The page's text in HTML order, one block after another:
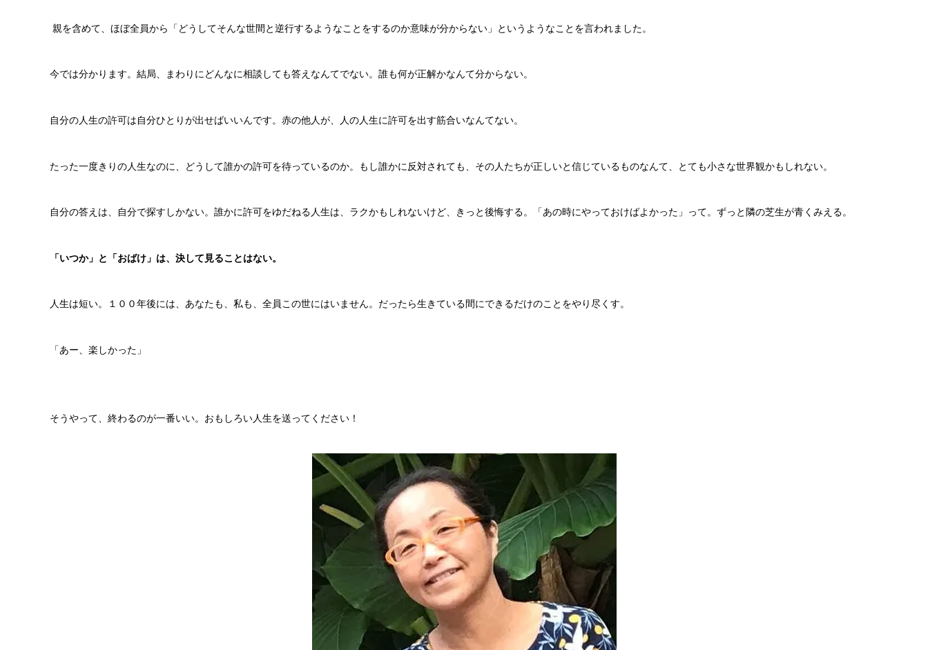
親を含めて、ほぼ全員から「どうしてそんな世間と逆行するようなことをするのか意味が分からない」というようなことを言われました。
今では分かります。結局、まわりにどんなに相談しても答えなんてでない。誰も何が正解かなんて分からない。
自分の人生の許可は自分ひとりが出せばいいんです。赤の他人が、人の人生に許可を出す筋合いなんてない。
たった一度きりの人生なのに、どうして誰かの許可を待っているのか。もし誰かに反対されても、その人たちが正しいと信じているものなんて、とても小さな世界観かもしれない。
自分の答えは、自分で探すしかない。誰かに許可をゆだねる人生は、ラクかもしれないけど、きっと後悔する。「あの時にやっておけばよかった」って。ずっと隣の芝生が青くみえる。
「いつか」と「おばけ」は、決して見ることはない。
人生は短い。１００年後には、あなたも、私も、全員この世にはいません。だったら生きている間にできるだけのことをやり尽くす。
「あー、楽しかった」
そうやって、終わるのが一番いい。おもしろい人生を送ってください！